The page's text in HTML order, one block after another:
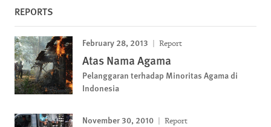
REPORTS
February 28, 2013 Report
Atas Nama Agama
Pelanggaran terhadap Minoritas Agama di
Indonesia
November 30, 2010 Report